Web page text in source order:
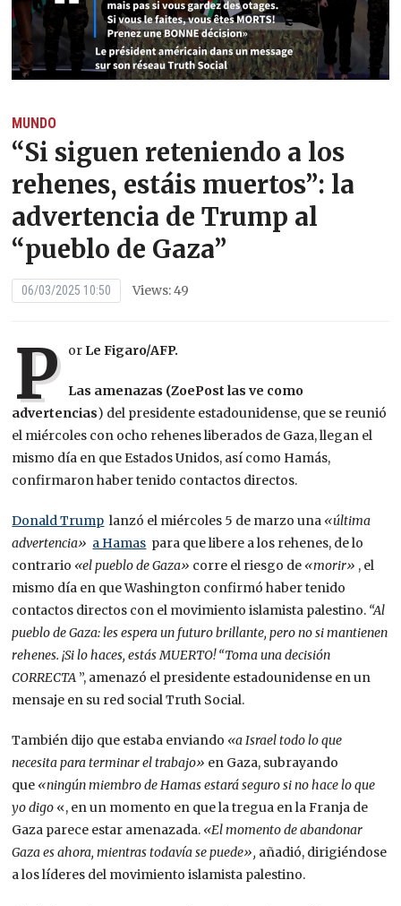
MUNDO
“Si siguen reteniendo a los
rehenes, estáis muertos”: la
advertencia de Trump al
“pueblo de Gaza”
06/03/2025 10:50 Views: 49
P or Le Figaro/AFP.
Las amenazas (ZoePost las ve como
advertencias) del presidente estadounidense, que se reunió
el miércoles con ocho rehenes liberados de Gaza, llegan el
mismo día en que Estados Unidos, así como Hamás,
confirmaron haber tenido contactos directos.
Donald Trump lanzó el miércoles 5 de marzo una «última
advertencia» a Hamas para que libere a los rehenes, de lo
contrario «el pueblo de Gaza» corre el riesgo de «morir» , el
mismo día en que Washington confirmó haber tenido
contactos directos con el movimiento islamista palestino. “Al
pueblo de Gaza: les espera un futuro brillante, pero no si mantienen
rehenes. ¡Si lo haces, estás MUERTO! “Toma una decisión
CORRECTA ”, amenazó el presidente estadounidense en un
mensaje en su red social Truth Social.
También dijo que estaba enviando «a Israel todo lo que
necesita para terminar el trabajo» en Gaza, subrayando
que «ningún miembro de Hamas estará seguro si no hace lo que
yo digo «, en un momento en que la tregua en la Franja de
Gaza parece estar amenazada. «El momento de abandonar
Gaza es ahora, mientras todavía se puede», añadió, dirigiéndose
a los líderes del movimiento islamista palestino.